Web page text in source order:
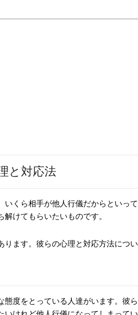
と対応法
いくら相手が他人行儀だからといっ
けてもらいたいものです。
ます。彼らの心理と対応方法につい
態度をとっている人達がいます。彼